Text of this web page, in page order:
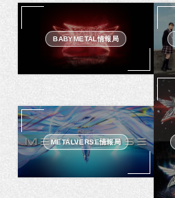
BABYMETAL情報局
METALVERSE情報局